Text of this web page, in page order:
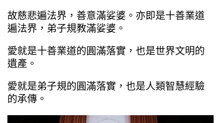
故慈悲遍法界，善意滿娑婆。亦即是十善業道
遍法界，弟子規教滿娑婆。
愛就是十善業道的圓滿落實，也是世界文明的
遺產。
愛就是弟子規的圓滿落實，也是人類智慧經驗
的承傳。